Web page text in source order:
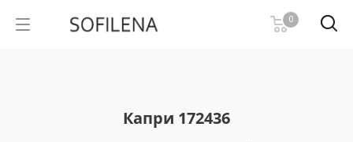
0
Капри 172436